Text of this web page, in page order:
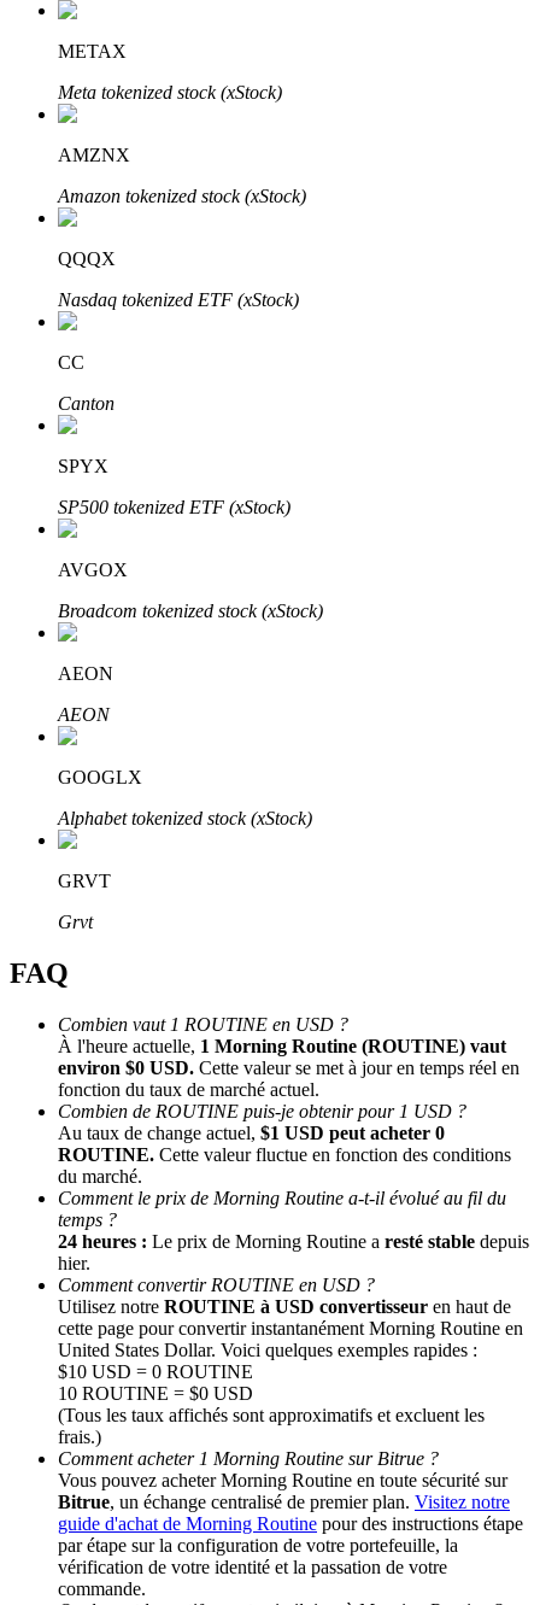
Investissement automobile
Découvrez comment gagner un revenu passif
Bitrue
Partenaires Bitrue
Affiliés Bitrue
Jusqu'à 65 % de commissions !
Parrainage
Invitez un ami pour recevoir des récompenses en espèces
Deposit CASHCAT & Win
METAX
Meta tokenized stock (xStock)
AMZNX
Amazon tokenized stock (xStock)
QQQX
Nasdaq tokenized ETF (xStock)
CC
Canton
SPYX
SP500 tokenized ETF (xStock)
AVGOX
Broadcom tokenized stock (xStock)
AEON
AEON
GOOGLX
Alphabet tokenized stock (xStock)
GRVT
Grvt
FAQ
Combien vaut 1 ROUTINE en USD ?
À l'heure actuelle, 1 Morning Routine (ROUTINE) vaut
environ $0 USD. Cette valeur se met à jour en temps réel en
fonction du taux de marché actuel.
Combien de ROUTINE puis-je obtenir pour 1 USD ?
Au taux de change actuel, $1 USD peut acheter 0
ROUTINE. Cette valeur fluctue en fonction des conditions
du marché.
Comment le prix de Morning Routine a-t-il évolué au fil du
temps ?
24 heures : Le prix de Morning Routine a resté stable depuis
hier.
Comment convertir ROUTINE en USD ?
Utilisez notre ROUTINE à USD convertisseur en haut de
cette page pour convertir instantanément Morning Routine en
United States Dollar. Voici quelques exemples rapides :
$10 USD = 0 ROUTINE
10 ROUTINE = $0 USD
(Tous les taux affichés sont approximatifs et excluent les
frais.)
Comment acheter 1 Morning Routine sur Bitrue ?
Vous pouvez acheter Morning Routine en toute sécurité sur
Bitrue, un échange centralisé de premier plan. Visitez notre
guide d'achat de Morning Routine pour des instructions étape
par étape sur la configuration de votre portefeuille, la
vérification de votre identité et la passation de votre
commande.